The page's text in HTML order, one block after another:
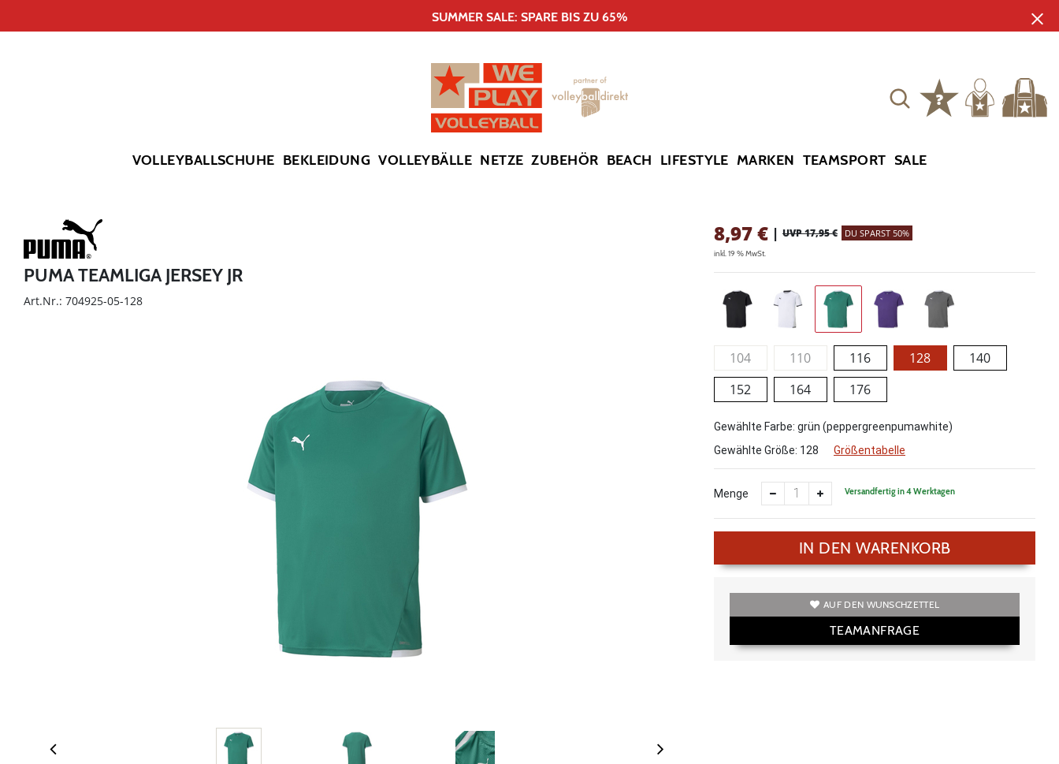
SUMMER SALE: SPARE BIS ZU 65%
VOLLEYBALLSCHUHE BEKLEIDUNG VOLLEYBÄLLE NETZE ZUBEHÖR BEACH LIFESTYLE MARKEN TEAMSPORT SALE
PUMA TEAMLIGA JERSEY JR
Art.Nr.: 704925-05-128
8,97€ | UVP 17,95 € DU SPARST 50%
inkl. 19 % MwSt.
104 110 116 128
140
152
164 176
Gewählte Farbe: grün (peppergreenpumawhite)
Gewählte Größe: 128 Größentabelle
Menge Versandfertig in 4 Werktagen
IN DEN WARENKORB
AUF DEN WUNSCHZETTEL
TEAMANFRAGE